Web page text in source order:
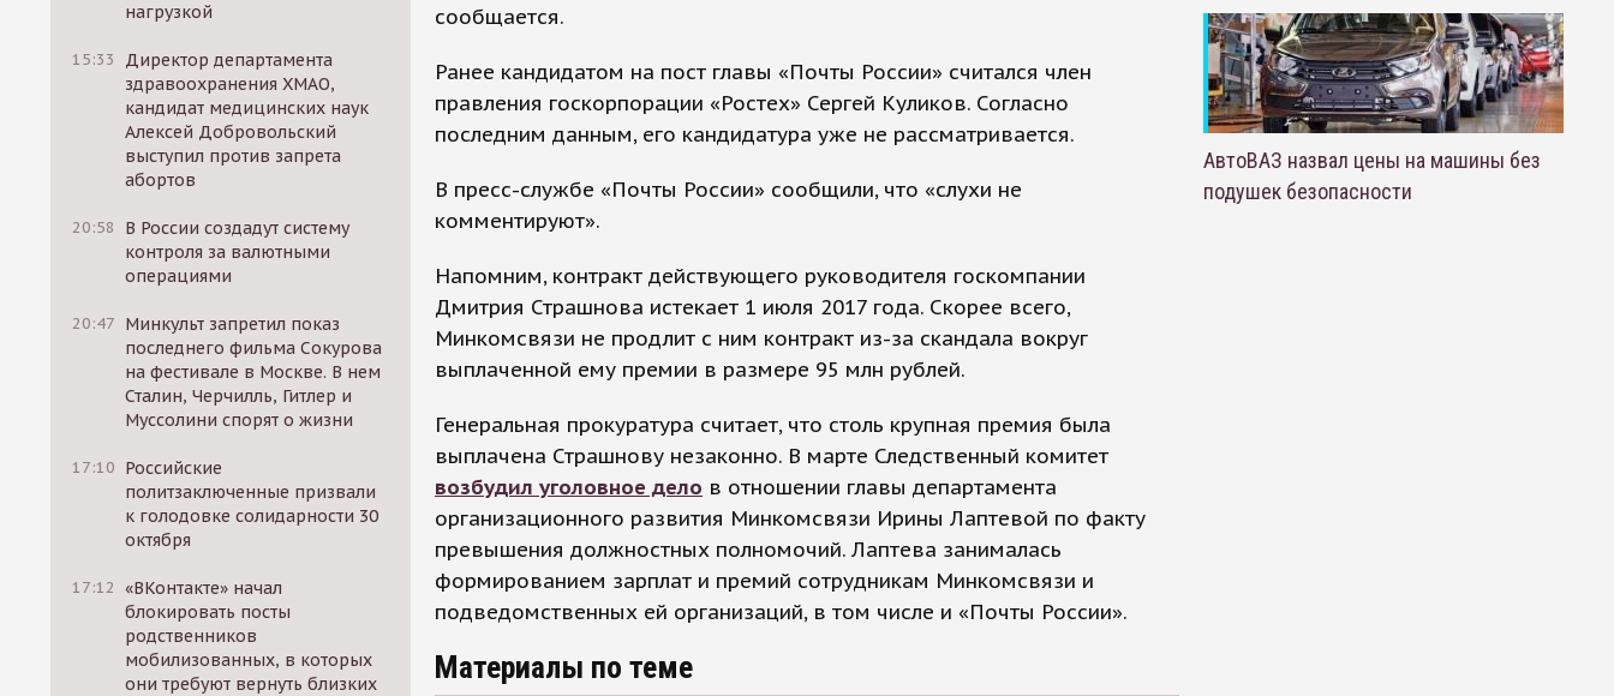
нагрузкой
15:33
Директор департамента
здравоохранения ХМАО,
кандидат медицинских наук
Алексей Добровольский
выступил против запрета
абортов
20:58
В России создадут систему
контроля за валютными
операциями
20:47 Минкульт запретил показ
последнего фильма Сокурова
на фестивале в Москве. В нем
Сталин, Черчилль, Гитлер и
Муссолини спорят о жизни
17:10 Российские
политзаключенные призвали
к голодовке солидарности 30
октября
17:12 «ВКонтакте» начал
блокировать посты
родственников
мобилизованных, в которых
они требуют вернуть близких
сообщается.
Ранее кандидатом на пост главы «Почты России» считался член
правления госкорпорации «Ростех» Сергей Куликов. Согласно
последним данным, его кандидатура уже не рассматривается.
В пресс-службе «Почты России» сообщили, что «слухи не
комментируют».
Напомним, контракт действующего руководителя госкомпании
Дмитрия Страшнова истекает 1 июля 2017 года. Скорее всего,
Минкомсвязи не продлит с ним контракт из-за скандала вокруг
выплаченной ему премии в размере 95 млн рублей.
Генеральная прокуратура считает, что столь крупная премия была
выплачена Страшнову незаконно. В марте Следственный комитет
возбудил уголовное дело в отношении главы департамента
организационного развития Минкомсвязи Ирины Лаптевой по факту
превышения должностных полномочий. Лаптева занималась
формированием зарплат и премий сотрудникам Минкомсвязи и
подведомственных ей организаций, в том числе и «Почты России».
Материалы по теме
АвтоВАЗ назвал цены на машины без
подушек безопасности